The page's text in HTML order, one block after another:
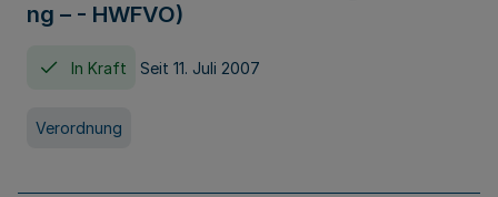
ng – - HWFVO)
In Kraft Seit 11. Juli 2007
Verordnung